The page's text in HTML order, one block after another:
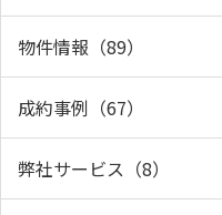
物件情報（89）
成約事例（67）
弊社サービス（8）